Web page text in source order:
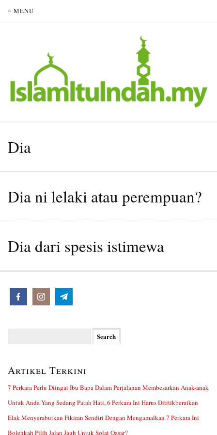
≡ MENU
Dia
Dia ni lelaki atau perempuan?
Dia dari spesis istimewa
Artikel Terkini
7 Perkara Perlu Diingat Ibu Bapa Dalam Perjalanan Membesarkan Anak-anak
Untuk Anda Yang Sedang Patah Hati, 6 Perkara Ini Harus Dititikberatkan
Elak Menyerabutkan Fikiran Sendiri Dengan Mengamalkan 7 Perkara Ini
Bolehkah Pilih Jalan Jauh Untuk Solat Qasar?